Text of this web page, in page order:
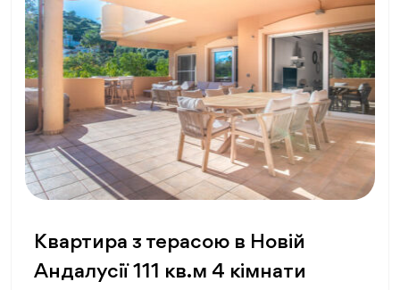
Квартира з терасою в Новій
Андалусії 111 кв.м 4 кімнати